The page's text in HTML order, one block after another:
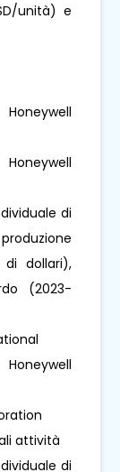
unità) e
di
dollari),
(2023-
attività
di